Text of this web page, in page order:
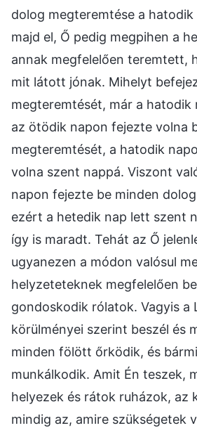
dolog megteremtése a hatodik
majd el, Ő pedig megpihen a
annak megfelelően teremtett,
mit látott jónak. Mihelyt
megteremtését, már a hatodik
az ötödik napon fejezte volna
megteremtését, a hatodik
volna szent nappá. Viszont
napon fejezte be minden
ezért a hetedik nap lett szent
így is maradt. Tehát az Ő
ugyanezen a módon valósul
helyzeteteknek megfelelően
gondoskodik rólatok. Vagyis a
körülményei szerint beszél és
minden fölött őrködik, és
munkálkodik. Amit Én teszek,
helyezek és rátok ruházok, az
mindig az, amire szükségetek